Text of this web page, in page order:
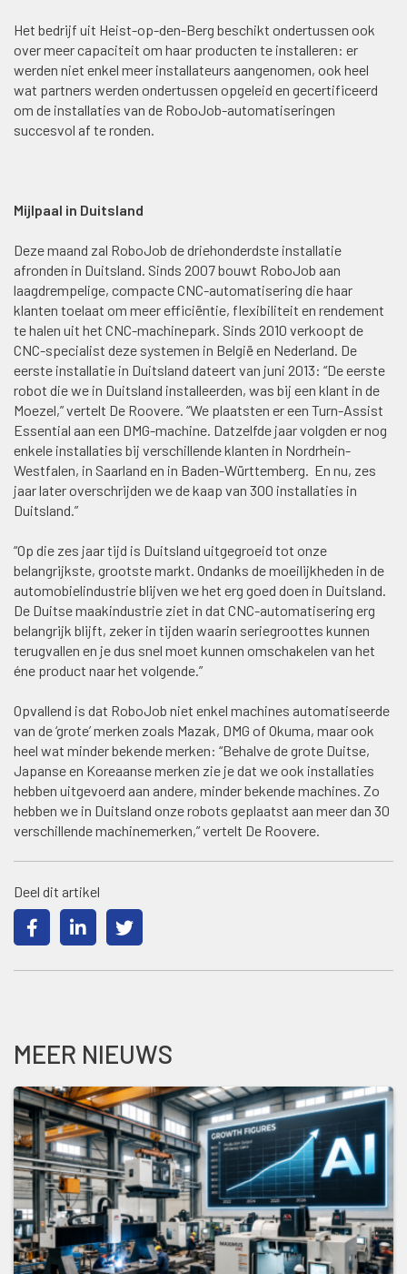
Het bedrijf uit Heist-op-den-Berg beschikt ondertussen ook
over meer capaciteit om haar producten te installeren: er
werden niet enkel meer installateurs aangenomen, ook heel
wat partners werden ondertussen opgeleid en gecertificeerd
om de installaties van de RoboJob-automatiseringen
succesvol af te ronden.
Mijlpaal in Duitsland
Deze maand zal RoboJob de driehonderdste installatie
afronden in Duitsland. Sinds 2007 bouwt RoboJob aan
laagdrempelige, compacte CNC-automatisering die haar
klanten toelaat om meer efficiëntie, flexibiliteit en rendement
te halen uit het CNC-machinepark. Sinds 2010 verkoopt de
CNC-specialist deze systemen in België en Nederland. De
eerste installatie in Duitsland dateert van juni 2013: “De eerste
robot die we in Duitsland installeerden, was bij een klant in de
Moezel,” vertelt De Roovere. “We plaatsten er een Turn-Assist
Essential aan een DMG-machine. Datzelfde jaar volgden er nog
enkele installaties bij verschillende klanten in Nordrhein-
Westfalen, in Saarland en in Baden-Württemberg. En nu, zes
jaar later overschrijden we de kaap van 300 installaties in
Duitsland.”
“Op die zes jaar tijd is Duitsland uitgegroeid tot onze
belangrijkste, grootste markt. Ondanks de moeilijkheden in de
automobielindustrie blijven we het erg goed doen in Duitsland.
De Duitse maakindustrie ziet in dat CNC-automatisering erg
belangrijk blijft, zeker in tijden waarin seriegroottes kunnen
terugvallen en je dus snel moet kunnen omschakelen van het
éne product naar het volgende.”
Opvallend is dat RoboJob niet enkel machines automatiseerde
van de ‘grote’ merken zoals Mazak, DMG of Okuma, maar ook
heel wat minder bekende merken: “Behalve de grote Duitse,
Japanse en Koreaanse merken zie je dat we ook installaties
hebben uitgevoerd aan andere, minder bekende machines. Zo
hebben we in Duitsland onze robots geplaatst aan meer dan 30
verschillende machinemerken,” vertelt De Roovere.
Deel dit artikel
MEER NIEUWS